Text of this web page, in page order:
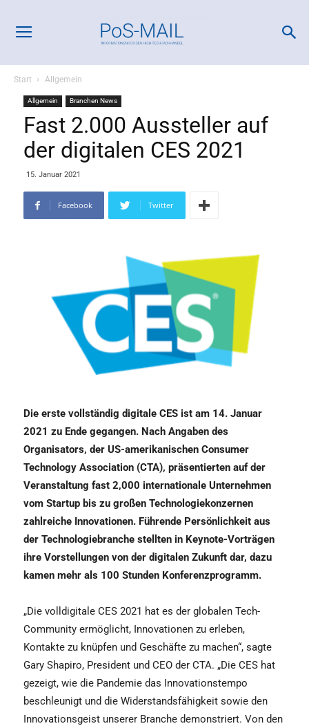
Start Allgemein
Allgemein Branchen News
Fast 2.000 Aussteller auf
der digitalen CES 2021
15. Januar 2021
Facebook Twitter
Die erste vollständig digitale CES ist am 14. Januar
2021 zu Ende gegangen. Nach Angaben des
Organisators, der US-amerikanischen Consumer
Technology Association (CTA), präsentierten auf der
Veranstaltung fast 2,000 internationale Unternehmen
vom Startup bis zu großen Technologiekonzernen
zahlreiche Innovationen. Führende Persönlichkeit aus
der Technologiebranche stellten in Keynote-Vorträgen
ihre Vorstellungen von der digitalen Zukunft dar, dazu
kamen mehr als 100 Stunden Konferenzprogramm.
„Die volldigitale CES 2021 hat es der globalen Tech-
Community ermöglicht, Innovationen zu erleben,
Kontakte zu knüpfen und Geschäfte zu machen“, sagte
Gary Shapiro, President und CEO der CTA. „Die CES hat
gezeigt, wie die Pandemie das Innovationstempo
beschleunigt und die Widerstandsfähigkeit sowie den
Innovationsgeist unserer Branche demonstriert. Von den